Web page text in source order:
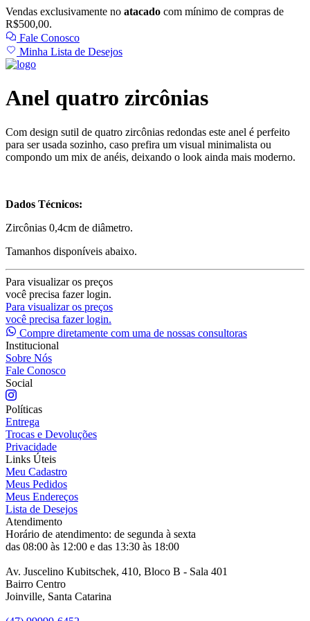
Vendas exclusivamente no atacado com mínimo de compras de
R$500,00.
Fale Conosco
Minha Lista de Desejos
Anel quatro zircônias
Com design sutil de quatro zircônias redondas este anel é perfeito
para ser usada sozinho, caso prefira um visual minimalista ou
compondo um mix de anéis, deixando o look ainda mais moderno.
Dados Técnicos:
Zircônias 0,4cm de diâmetro.
Tamanhos disponíveis abaixo.
Para visualizar os preços
você precisa fazer login.
Para visualizar os preços
você precisa fazer login.
Compre diretamente com uma de nossas consultoras
Institucional
Sobre Nós
Fale Conosco
Social
Políticas
Entrega
Trocas e Devoluções
Privacidade
Links Úteis
Meu Cadastro
Meus Pedidos
Meus Endereços
Lista de Desejos
Atendimento
Horário de atendimento: de segunda à sexta
das 08:00 às 12:00 e das 13:30 às 18:00
Av. Juscelino Kubitschek, 410, Bloco B - Sala 401
Bairro Centro
Joinville, Santa Catarina